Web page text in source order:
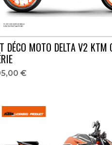
DÉCO MOTO DELTA V2 KTM
€